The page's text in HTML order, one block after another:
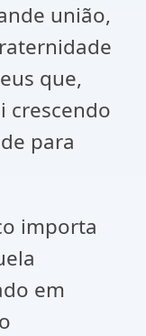
união,
que,
crescendo
para
importa
em